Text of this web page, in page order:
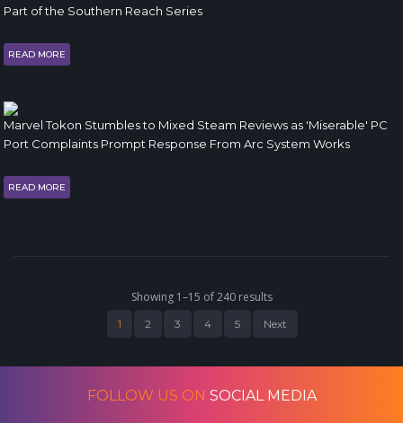
Part of the Southern Reach Series
READ MORE
Marvel Tokon Stumbles to Mixed Steam Reviews as 'Miserable' PC
Port Complaints Prompt Response From Arc System Works
READ MORE
Showing 1–15 of 240 results
1 2 3 4 5 Next
FOLLOW US ON SOCIAL MEDIA